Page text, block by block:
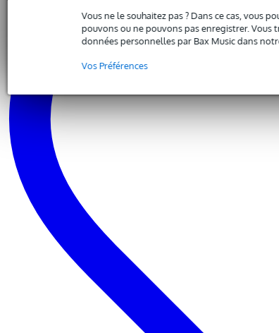
Vous ne le souhaitez pas ? Dans ce cas, vous
pouvons ou ne pouvons pas enregistrer.
données personnelles par Bax Music dans
Vos Préférences